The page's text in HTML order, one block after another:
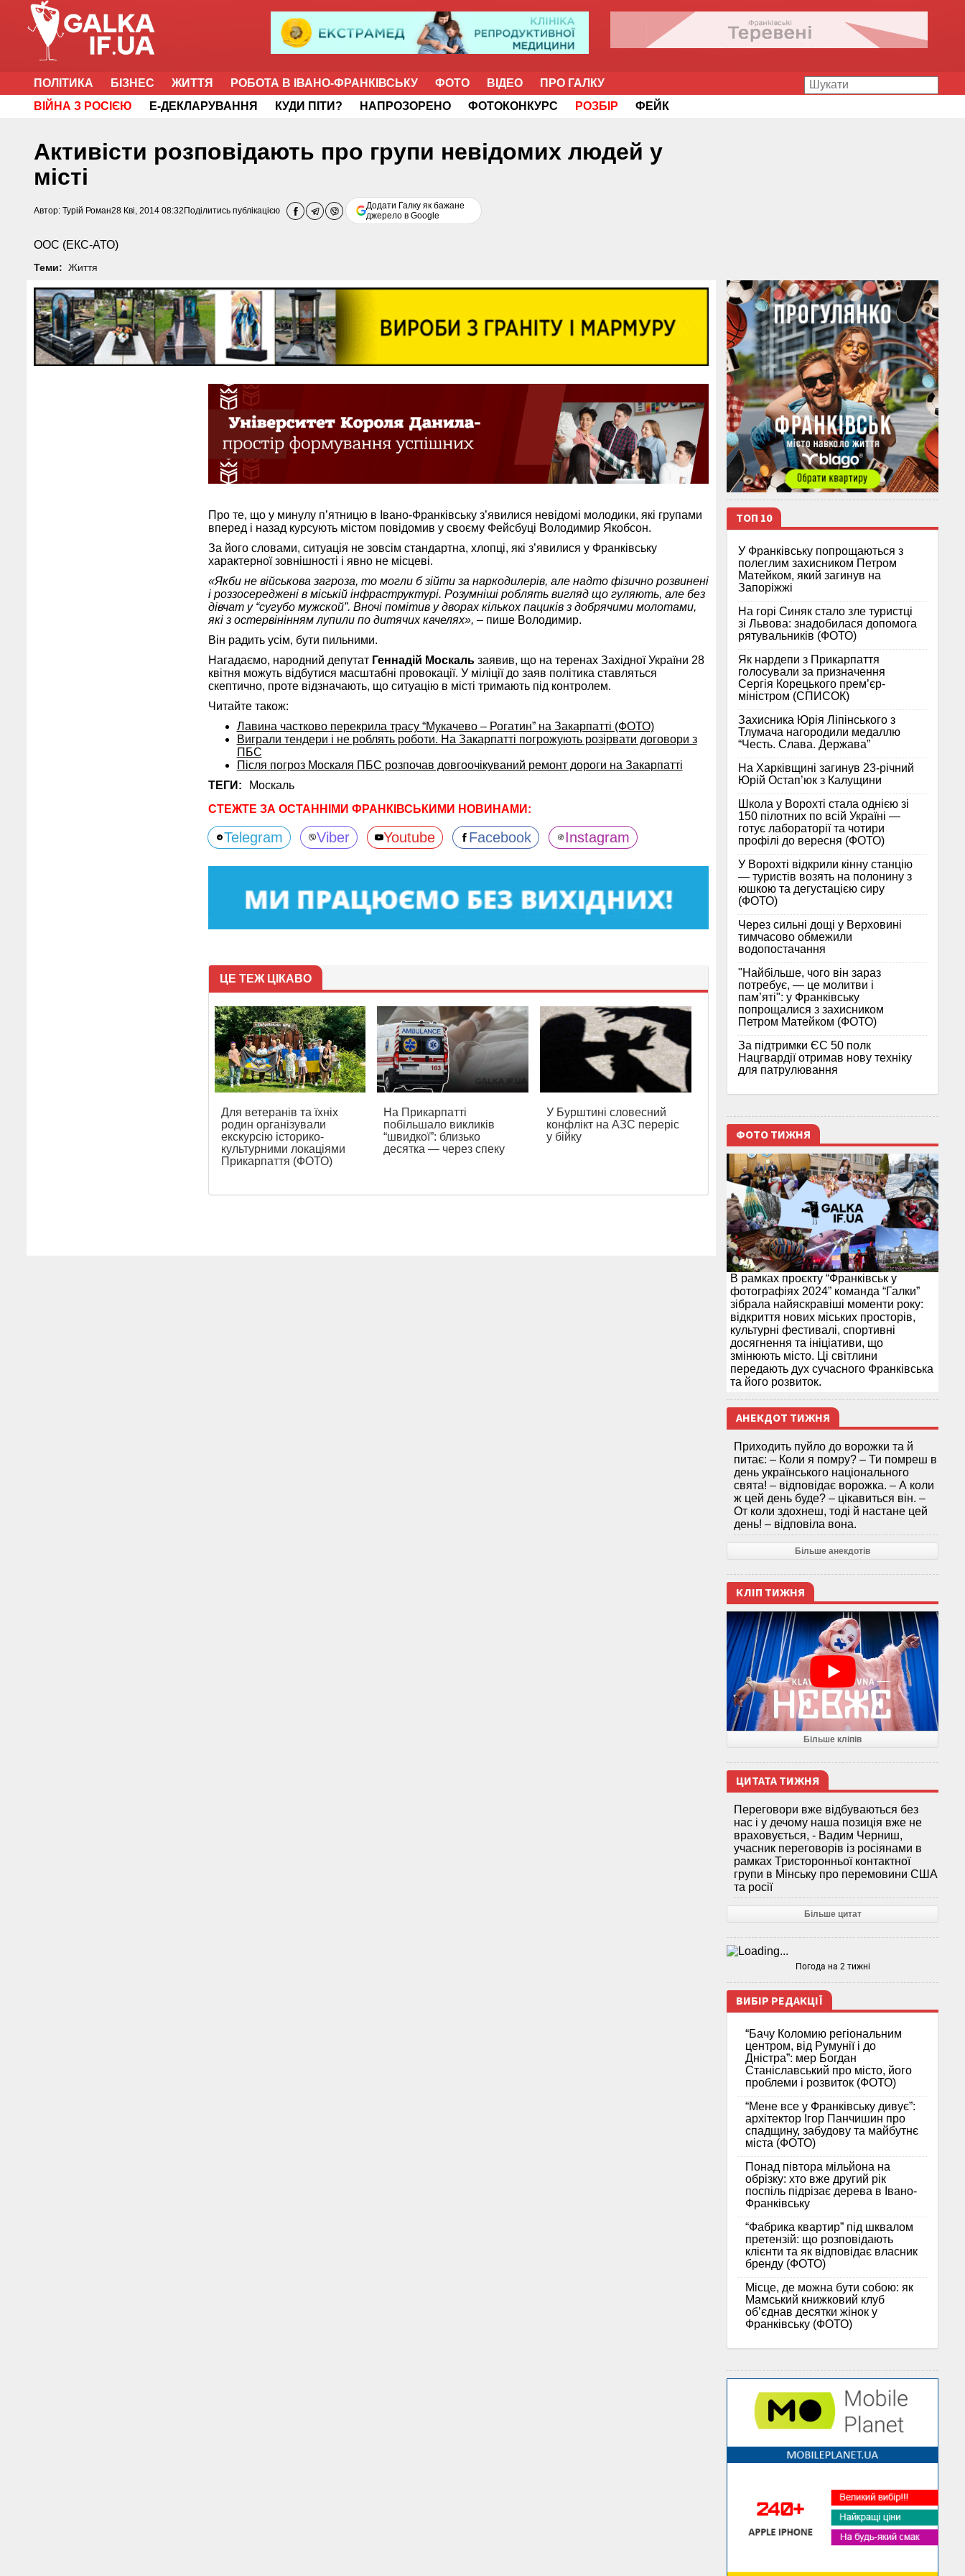
ПОЛІТИКА БІЗНЕС ЖИТТЯ РОБОТА В ІВАНО-ФРАНКІВСЬКУ ФОТО ВІДЕО
ПРО ГАЛКУ
ВІЙНА З РОСІЄЮ
Е-ДЕКЛАРУВАННЯ КУДИ ПІТИ? НАПРОЗОРЕНО ФОТОКОНКУРС РОЗБІР ФЕЙК
Активісти розповідають про групи невідомих людей у
місті
Автор: Турій Роман28 Кві, 2014 08:32 Поділитись публікацією
Додати Галку як бажане
джерело в Google
ООС (ЕКС-АТО)
Теми: Життя
Про те, що у минулу п’ятницю в Івано-Франківську з’явилися невідомі молодики, які групами
вперед і назад курсують містом повідомив у своєму Фейсбуці Володимир Якобсон.
За його словами, ситуація не зовсім стандартна, хлопці, які з’явилися у Франківську
характерної зовнішності і явно не місцеві.
«Якби не військова загроза, то могли б зійти за наркодилерів, але надто фізично розвинені
і роззосереджені в міській інфраструктурі. Розумніші роблять вигляд що гуляють, але без
дівчат у “сугубо мужской”. Вночі помітив у дворах кількох пациків з добрячими молотами,
які з остервінінням лупили по дитячих качелях», – пише Володимир.
Він радить усім, бути пильними.
Нагадаємо, народний депутат Геннадій Москальзаявив, що на теренах Західної України 28
квітня можуть відбутися масштабні провокації. У міліції до заяв політика ставляться
скептично, проте відзначають, що ситуацію в місті тримають під контролем.
Читайте також:
Лавина частково перекрила трасу “Мукачево – Рогатин” на Закарпатті (ФОТО)
Виграли тендери і не роблять роботи. На Закарпатті погрожують розірвати договори з
ПБС
Після погроз Москаля ПБС розпочав довгоочікуваний ремонт дороги на Закарпатті
ТЕГИ:
Москаль
СТЕЖТЕ ЗА ОСТАННІМИ ФРАНКІВСЬКИМИ НОВИНАМИ:
Telegram Viber Youtube Facebook Instagram
ЦЕ ТЕЖ ЦІКАВО
Для ветеранів та їхніх
родин організували
екскурсію історико-
культурними локаціями
Прикарпаття (ФОТО)
На Прикарпатті
побільшало викликів
“швидкої”: близько
десятка — через спеку
У Бурштині словесний
конфлікт на АЗС переріс
у бійку
ТОП 10
У Франківську попрощаються з
полеглим захисником Петром
Матейком, який загинув на
Запоріжжі
На горі Синяк стало зле туристці
зі Львова: знадобилася допомога
рятувальників (ФОТО)
Як нардепи з Прикарпаття
голосували за призначення
Сергія Корецького прем’єр-
міністром (СПИСОК)
Захисника Юрія Ліпінського з
Тлумача нагородили медаллю
“Честь. Слава. Держава”
На Харківщині загинув 23-річний
Юрій Остап’юк з Калущини
Школа у Ворохті стала однією зі
150 пілотних по всій Україні —
готує лабораторії та чотири
профілі до вересня (ФОТО)
У Ворохті відкрили кінну станцію
— туристів возять на полонину з
юшкою та дегустацією сиру
(ФОТО)
Через сильні дощі у Верховині
тимчасово обмежили
водопостачання
"Найбільше, чого він зараз
потребує, — це молитви і
пам’яті": у Франківську
попрощалися з захисником
Петром Матейком (ФОТО)
За підтримки ЄС 50 полк
Нацгвардії отримав нову техніку
для патрулювання
ФОТО ТИЖНЯ
В рамках проєкту “Франківськ у
фотографіях 2024” команда “Галки”
зібрала найяскравіші моменти року:
відкриття нових міських просторів,
культурні фестивалі, спортивні
досягнення та ініціативи, що
змінюють місто. Ці світлини
передають дух сучасного Франківська
та його розвиток.
АНЕКДОТ ТИЖНЯ
Приходить пуйло до ворожки та й
питає: – Коли я помру? – Ти помреш в
день українського національного
свята! – відповідає ворожка. – А коли
ж цей день буде? – цікавиться він. –
От коли здохнеш, тоді й настане цей
день! – відповіла вона.
Більше анекдотів
КЛІП ТИЖНЯ
Більше кліпів
ЦИТАТА ТИЖНЯ
Переговори вже відбуваються без
нас і у дечому наша позиція вже не
враховується, - Вадим Черниш,
учасник переговорів із росіянами в
рамках Тристоронньої контактної
групи в Мінську про перемовини США
та росії
Більше цитат
Погода на 2 тижні
ВИБІР РЕДАКЦІЇ
“Бачу Коломию регіональним
центром, від Румунії і до
Дністра”: мер Богдан
Станіславський про місто, його
проблеми і розвиток (ФОТО)
“Мене все у Франківську дивує”:
архітектор Ігор Панчишин про
спадщину, забудову та майбутнє
міста (ФОТО)
Понад півтора мільйона на
обрізку: хто вже другий рік
поспіль підрізає дерева в Івано-
Франківську
“Фабрика квартир” під шквалом
претензій: що розповідають
клієнти та як відповідає власник
бренду (ФОТО)
Місце, де можна бути собою: як
Мамський книжковий клуб
об’єднав десятки жінок у
Франківську (ФОТО)